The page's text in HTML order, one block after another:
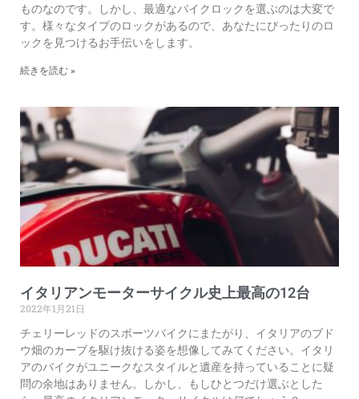
ものなのです。しかし、最適なバイクロックを選ぶのは大変で
す。様々なタイプのロックがあるので、あなたにぴったりのロ
ックを見つけるお手伝いをします。
続きを読む »
イタリアンモーターサイクル史上最高の12台
2022年1月21日
チェリーレッドのスポーツバイクにまたがり、イタリアのブド
ウ畑のカーブを駆け抜ける姿を想像してみてください。イタリ
アのバイクがユニークなスタイルと遺産を持っていることに疑
問の余地はありません。しかし、もしひとつだけ選ぶとした